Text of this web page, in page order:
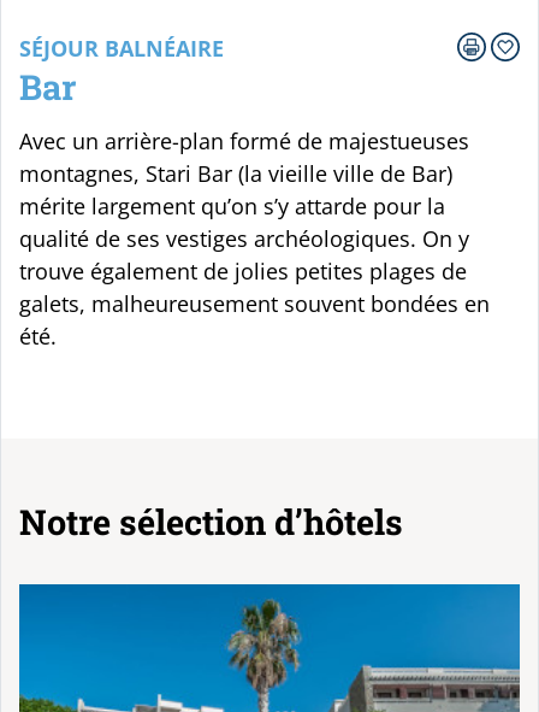
SÉJOUR BALNÉAIRE
Bar
Avec un arrière-plan formé de majestueuses
montagnes, Stari Bar (la vieille ville de Bar)
mérite largement qu’on s’y attarde pour la
qualité de ses vestiges archéologiques. On y
trouve également de jolies petites plages de
galets, malheureusement souvent bondées en
été.
Notre sélection d’hôtels